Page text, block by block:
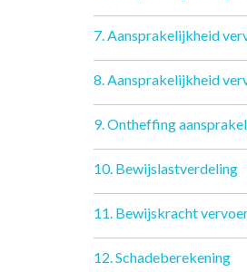
7. Aansprakelijkheid
8. Aansprakelijkheid
9. Ontheffing
10. Bewijslastverdeling
11. Bewijskracht
12. Schadeberekening